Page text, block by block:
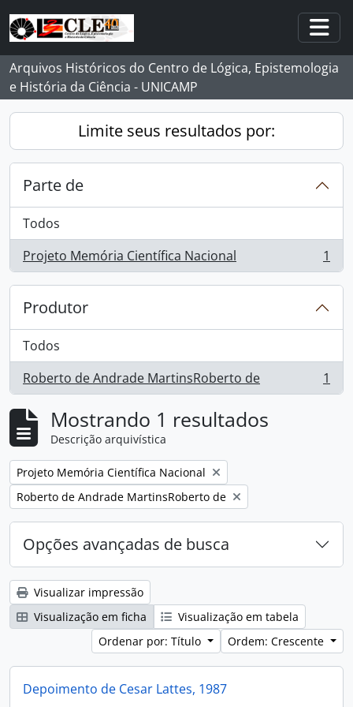
Skip to main content
Arquivos Históricos do Centro de Lógica, Epistemologia
e História da Ciência - UNICAMP
Limite seus resultados por:
Parte de
Todos
Projeto Memória Científica Nacional
, 1 resultados 1
Produtor
Todos
Roberto de Andrade MartinsRoberto de
, 1 resultados 1
Mostrando 1 resultados
Descrição arquivística
Remover filtro:
Projeto Memória Científica Nacional
Remover filtro:
Roberto de Andrade MartinsRoberto de
Opções avançadas de busca
Visualizar impressão
Visualização em ficha
Visualização em tabela
Ordenar por: Título
Ordem: Crescente
Depoimento de Cesar Lattes, 1987